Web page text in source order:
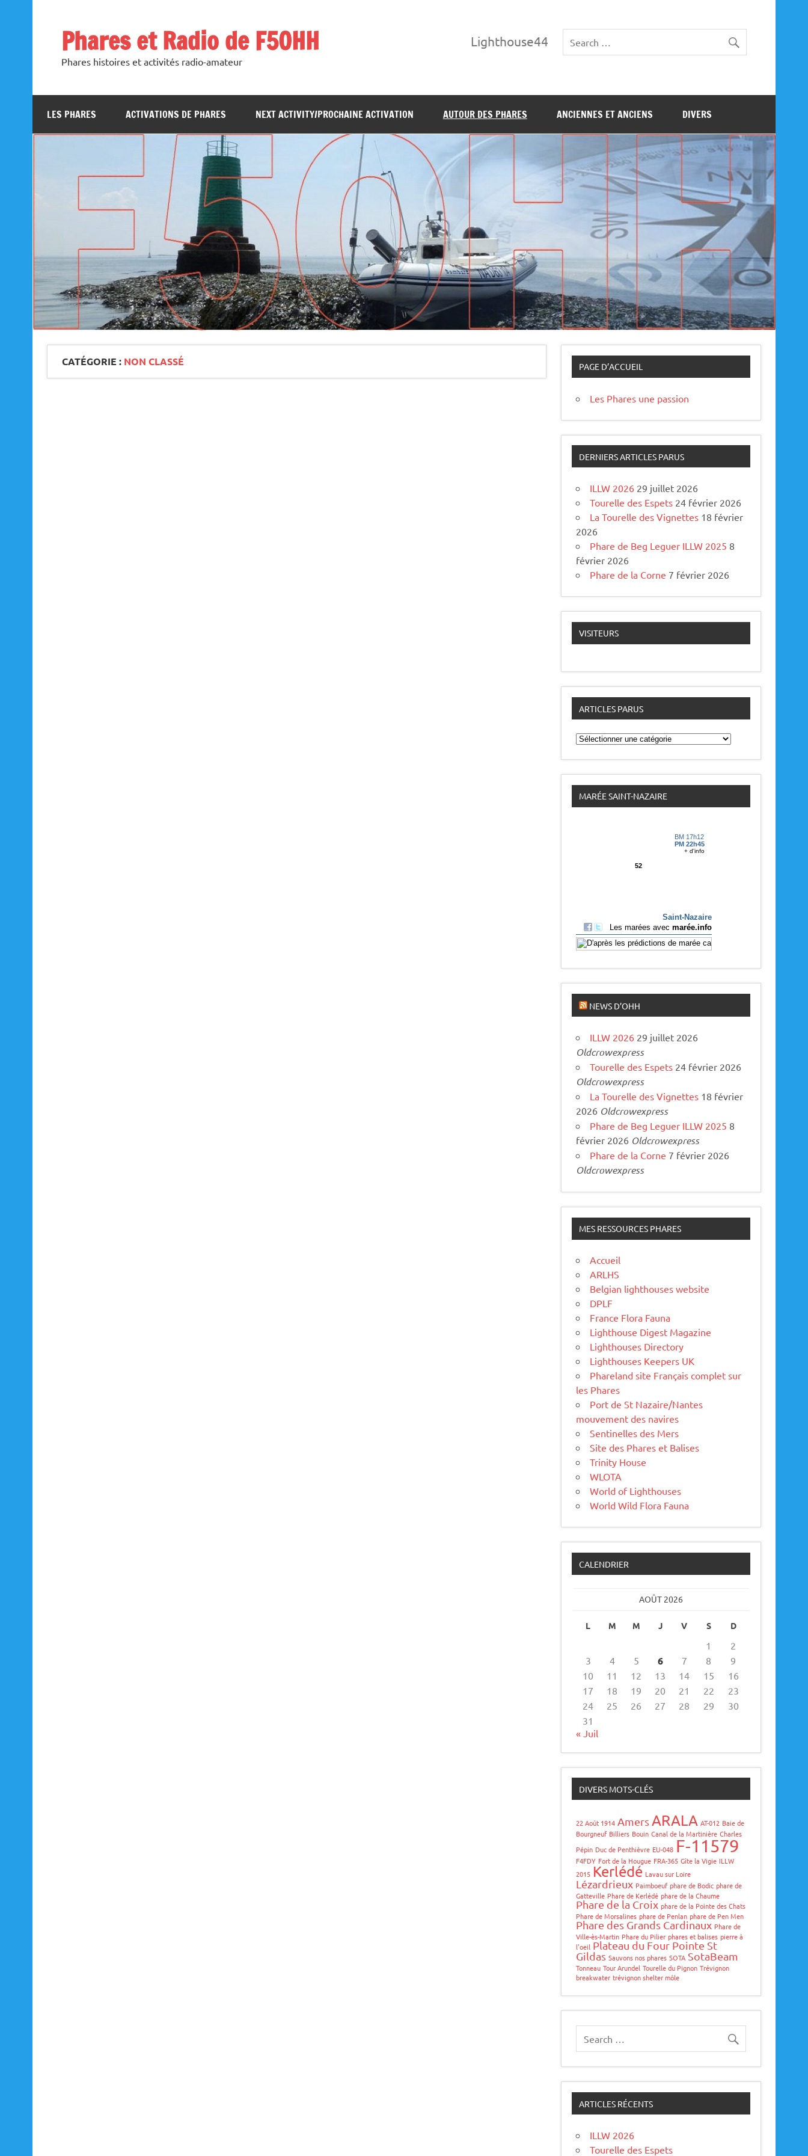
Phares et Radio de F5OHH
Phares histoires et activités radio-amateur
Lighthouse44
LES PHARES ACTIVATIONS DE PHARES NEXT ACTIVITY/PROCHAINE ACTIVATION AUTOUR DES PHARES ANCIENNES ET ANCIENS DIVERS
CATÉGORIE : NON CLASSÉ PAGE D’ACCUEIL
Les Phares une passion
DERNIERS ARTICLES PARUS
ILLW 2026 29 juillet 2026
Tourelle des Espets 24 février 2026
La Tourelle des Vignettes 18 février
2026
Phare de Beg Leguer ILLW 2025 8
février 2026
Phare de la Corne 7 février 2026
VISITEURS
ARTICLES PARUS
A
r
t
c
l
e
s
MARÉE SAINT-NAZAIRE
NEWS D’OHH
ILLW 2026 29 juillet 2026
Oldcrowexpress
Tourelle des Espets 24 février 2026
Oldcrowexpress
La Tourelle des Vignettes 18 février
2026 Oldcrowexpress
Phare de Beg Leguer ILLW 2025 8
février 2026 Oldcrowexpress
Phare de la Corne 7 février 2026
Oldcrowexpress
MES RESSOURCES PHARES
Accueil
ARLHS
Belgian lighthouses website
DPLF
France Flora Fauna
Lighthouse Digest Magazine
Lighthouses Directory
Lighthouses Keepers UK
Phareland site Français complet sur
les Phares
Port de St Nazaire/Nantes
mouvement des navires
Sentinelles des Mers
Site des Phares et Balises
Trinity House
WLOTA
World of Lighthouses
World Wild Flora Fauna
CALENDRIER
AOÛT 2026
L M M J V S D
1
2
3
4 5 6 7 8
9
10
11 12 13 14 15
16
17
18 19 20 21 22
23
24
25 26 27 28 29
30
31
« Juil
DIVERS MOTS-CLÉS
22 Août 1914 Amers ARALA AT-012 Baie de
Bourgneuf Billiers Bouin Canal de la Martinière Charles
Pépin Duc de Penthièvre EU-048 F-11579
F4FDY Fort de la Hougue FRA-365 Gîte la Vigie ILLW
2015 Kerlédé Lavau sur Loire
Lézardrieux Paimboeuf phare de Bodic phare de
Gatteville Phare de Kerlédé phare de la Chaume
Phare de la Croix phare de la Pointe des Chats
Phare de Morsalines phare de Penlan phare de Pen Men
Phare des Grands Cardinaux Phare de
Ville-ès-Martin Phare du Pilier phares et balises pierre à
l'oeil Plateau du Four Pointe St
Gildas Sauvons nos phares SOTA SotaBeam
Tonneau Tour Arundel Tourelle du Pignon Trévignon
breakwater trévignon shelter môle
ARTICLES RÉCENTS
ILLW 2026
Tourelle des Espets